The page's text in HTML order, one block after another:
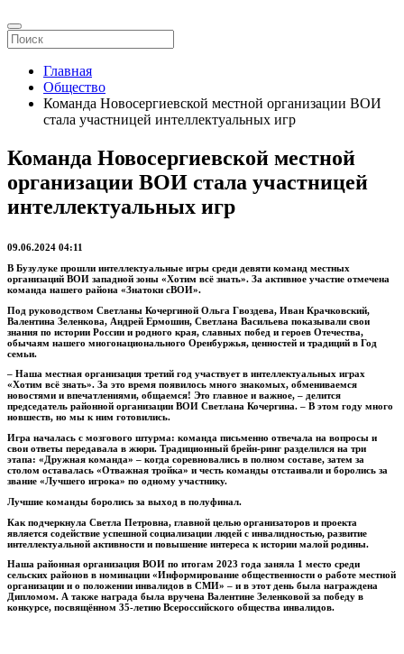
Главная
Общество
Команда Новосергиевской местной организации ВОИ
стала участницей интеллектуальных игр
Команда Новосергиевской местной
организации ВОИ стала участницей
интеллектуальных игр
09.06.2024 04:11
В Бузулуке прошли интеллектуальные игры среди девяти команд местных
организаций ВОИ западной зоны «Хотим всё знать». За активное участие отмечена
команда нашего района «Знатоки сВОИ».
Под руководством Светланы Кочергиной Ольга Гвоздева, Иван Крачковский,
Валентина Зеленкова, Андрей Ермошин, Светлана Васильева показывали свои
знания по истории России и родного края, славных побед и героев Отечества,
обычаям нашего многонационального Оренбуржья, ценностей и традиций в Год
семьи.
– Наша местная организация третий год участвует в интеллектуальных играх
«Хотим всё знать». За это время появилось много знакомых, обмениваемся
новостями и впечатлениями, общаемся! Это главное и важное, – делится
председатель районной организации ВОИ Светлана Кочергина. – В этом году много
новшеств, но мы к ним готовились.
Игра началась с мозгового штурма: команда письменно отвечала на вопросы и
свои ответы передавала в жюри. Традиционный брейн-ринг разделился на три
этапа: «Дружная команда» – когда соревновались в полном составе, затем за
столом оставалась «Отважная тройка» и честь команды отстаивали и боролись за
звание «Лучшего игрока» по одному участнику.
Лучшие команды боролись за выход в полуфинал.
Как подчеркнула Светла Петровна, главной целью организаторов и проекта
является содействие успешной социализации людей с инвалидностью, развитие
интеллектуальной активности и повышение интереса к истории малой родины.
Наша районная организация ВОИ по итогам 2023 года заняла 1 место среди
сельских районов в номинации «Информирование общественности о работе местной
организации и о положении инвалидов в СМИ» – и в этот день была награждена
Дипломом. А также награда была вручена Валентине Зеленковой за победу в
конкурсе, посвящённом 35-летию Всероссийского общества инвалидов.